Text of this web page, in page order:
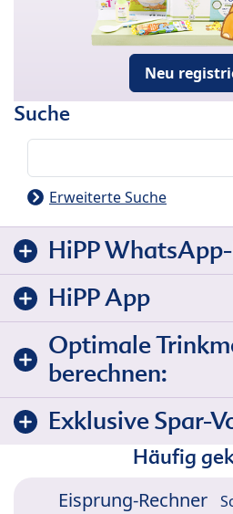
Neu
Suche
Erweiterte Suche
HiPP
HiPP App
Optimale
berechnen:
Exklusive Spar-
Häufig
Eisprung-Rechner